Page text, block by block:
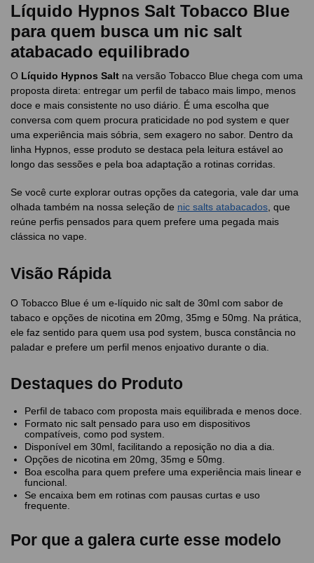
Líquido Hypnos Salt Tobacco Blue
para quem busca um nic salt
atabacado equilibrado
O Líquido Hypnos Salt na versão Tobacco Blue chega com uma
proposta direta: entregar um perfil de tabaco mais limpo, menos
doce e mais consistente no uso diário. É uma escolha que
conversa com quem procura praticidade no pod system e quer
uma experiência mais sóbria, sem exagero no sabor. Dentro da
linha Hypnos, esse produto se destaca pela leitura estável ao
longo das sessões e pela boa adaptação a rotinas corridas.
Se você curte explorar outras opções da categoria, vale dar uma
olhada também na nossa seleção de nic salts atabacados, que
reúne perfis pensados para quem prefere uma pegada mais
clássica no vape.
Visão Rápida
O Tobacco Blue é um e-líquido nic salt de 30ml com sabor de
tabaco e opções de nicotina em 20mg, 35mg e 50mg. Na prática,
ele faz sentido para quem usa pod system, busca constância no
paladar e prefere um perfil menos enjoativo durante o dia.
Destaques do Produto
Perfil de tabaco com proposta mais equilibrada e menos doce.
Formato nic salt pensado para uso em dispositivos
compatíveis, como pod system.
Disponível em 30ml, facilitando a reposição no dia a dia.
Opções de nicotina em 20mg, 35mg e 50mg.
Boa escolha para quem prefere uma experiência mais linear e
funcional.
Se encaixa bem em rotinas com pausas curtas e uso
frequente.
Por que a galera curte esse modelo